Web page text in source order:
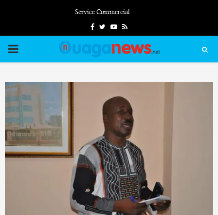
Service Commercial
FacebookTwitterYoutube
Rss
PRIMARY